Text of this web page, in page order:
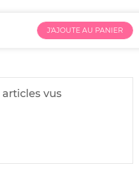
J'AJOUTE AU PANIER
vus